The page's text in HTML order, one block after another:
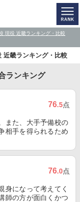
現役 近畿ランキング・比較
近畿ランキング・比較
ランキング
76.5点
また、大手予備校の
相手を得られるため
76.0点
身になって考えてく
師の方が面白くかつ